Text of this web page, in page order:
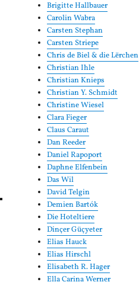
Brigitte Hallbauer
Carolin Wabra
Carsten Stephan
Carsten Striepe
Chris de Biel & die Lërchen
Christian Ihle
Christian Knieps
Christian Y. Schmidt
Christine Wiesel
Clara Fieger
Claus Caraut
Dan Reeder
Daniel Rapoport
Daphne Elfenbein
Das Wil
David Telgin
Demien Bartók
Die Hoteltiere
Dinçer Güçyeter
Elias Hauck
Elias Hirschl
Elisabeth R. Hager
Ella Carina Werner